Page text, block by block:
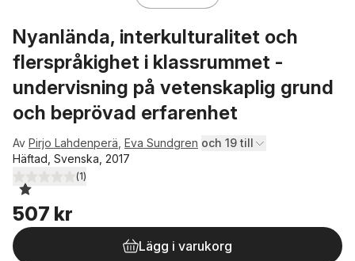
Nyanlända, interkulturalitet och
flerspråkighet i klassrummet -
undervisning på vetenskaplig grund
och beprövad erfarenhet
Av Pirjo Lahdenperä Eva Sundgren och 19 till
Häftad, Svenska, 2017
1,0utav 5 stjärnor. Totalt antal röster:
(1)
507 kr
Lägg i varukorg